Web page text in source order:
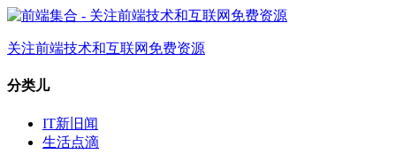
关注前端技术和互联网免费资源
分类儿
IT新旧闻
生活点滴